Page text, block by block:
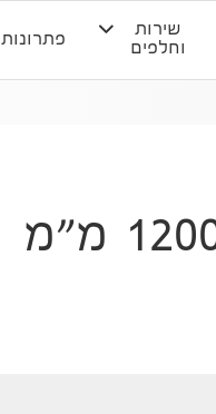
שירות
וחלפים
פתרונות